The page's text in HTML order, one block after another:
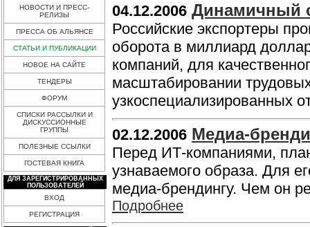
НОВОСТИ И ПРЕСС-
РЕЛИЗЫ
ПРЕССА ОБ АЛЬЯНСЕ
СТАТЬИ И ПУБЛИКАЦИИ
НОВОЕ НА САЙТЕ
ТЕНДЕРЫ
ФОРУМ
СПИСКИ РАССЫЛКИ И
ДИСКУССИОННЫЕ
ГРУППЫ
ПОЛЕЗНЫЕ ССЫЛКИ
ГОСТЕВАЯ КНИГА
ДЛЯ ЗАРЕГИСТРИРОВАННЫХ
ПОЛЬЗОВАТЕЛЕЙ
ВХОД
РЕГИСТРАЦИЯ
04.12.2006 Динамичный
Российские экспортеры
оборота в миллиард
компаний, для
масштабировании
узкоспециализированных
02.12.2006 Медиа-
Перед ИТ-компаниями,
узнаваемого образа. Для
медиа-брендингу. Чем он
Подробнее